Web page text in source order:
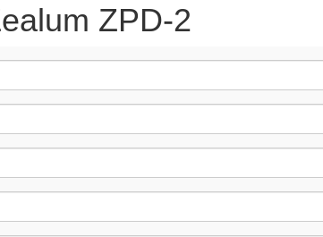
ZPD-2